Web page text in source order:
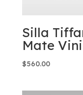
Silla
Mate
$560.00